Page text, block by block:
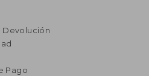
Devolución
Pago